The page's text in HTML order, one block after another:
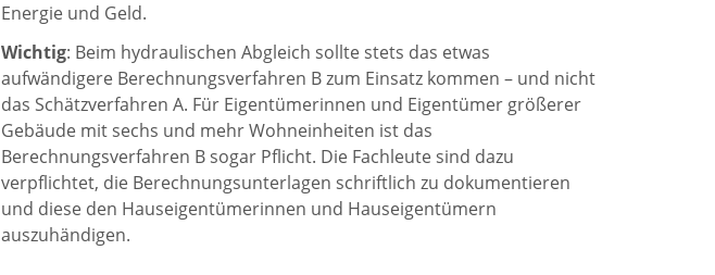
Energie und Geld.
Wichtig: Beim hydraulischen Abgleich sollte stets das etwas
aufwändigere Berechnungsverfahren B zum Einsatz kommen – und nicht
das Schätzverfahren A. Für Eigentümerinnen und Eigentümer größerer
Gebäude mit sechs und mehr Wohneinheiten ist das
Berechnungsverfahren B sogar Pflicht. Die Fachleute sind dazu
verpflichtet, die Berechnungsunterlagen schriftlich zu dokumentieren
und diese den Hauseigentümerinnen und Hauseigentümern
auszuhändigen.